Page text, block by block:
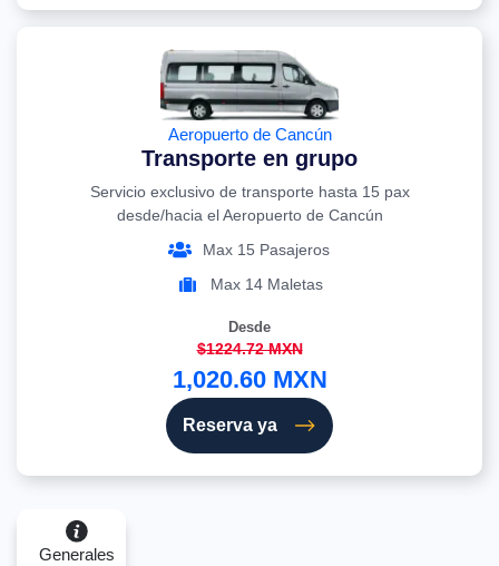
Aeropuerto de Cancún
Transporte en grupo
Servicio exclusivo de transporte hasta 15 pax
desde/hacia el Aeropuerto de Cancún
Max 15 Pasajeros
Max 14 Maletas
Desde
$1224.72 MXN
1,020.60 MXN
Reserva ya
Generales